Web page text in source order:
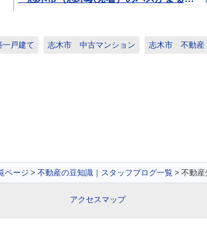
戸建て 志木市 中古マンション 志木市 不動産
ページ 不動産の豆知識｜スタッフブログ一覧 不動産
アクセスマップ